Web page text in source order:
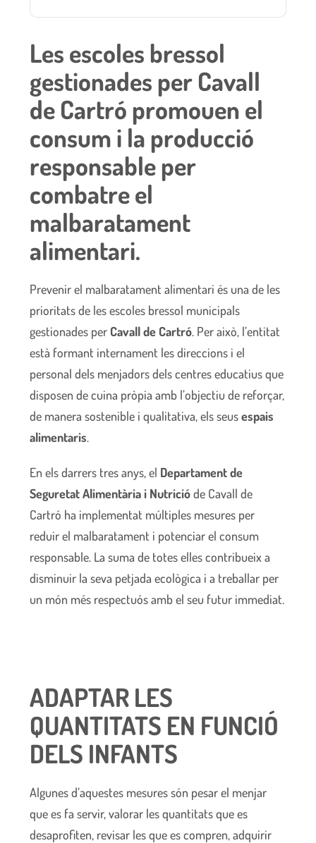
Les escoles bressol
gestionades per Cavall
de Cartró promouen el
consum i la producció
responsable per
combatre el
malbaratament
alimentari.
Prevenir el malbaratament alimentari és una de les
prioritats de les escoles bressol municipals
gestionades per Cavall de Cartró. Per això, l’entitat
està formant internament les direccions i el
personal dels menjadors dels centres educatius que
disposen de cuina pròpia amb l’objectiu de reforçar,
de manera sostenible i qualitativa, els seusespais
alimentaris.
En els darrers tres anys, el Departament de
Seguretat Alimentària i Nutricióde Cavall de
Cartró ha implementat múltiples mesures per
reduir el malbaratament i potenciar el consum
responsable. La suma de totes elles contribueix a
disminuir la seva petjada ecològica i a treballar per
un món més respectuós amb el seu futur immediat.
ADAPTAR LES
QUANTITATS EN FUNCIÓ
DELS INFANTS
Algunes d’aquestes mesures són pesar el menjar
que es fa servir, valorar les quantitats que es
desaprofiten, revisar les que es compren, adquirir